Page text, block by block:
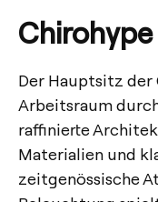
Chirohype
Der Hauptsitz der
Arbeitsraum
raffinierte
Materialien und
zeitgenössische